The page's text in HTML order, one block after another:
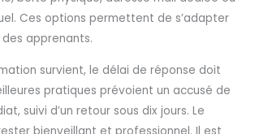
Ces options permettent de s’adapter
apprenants.
survient, le délai de réponse doit
pratiques prévoient un accusé de
suivi d’un retour sous dix jours. Le